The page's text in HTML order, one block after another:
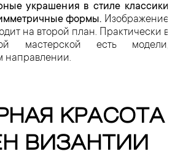
украшения в стиле классики
формы. Изображение
на второй план. Практически в
мастерской есть модели,
направлении.
КРАСОТА
ВИЗАНТИИ